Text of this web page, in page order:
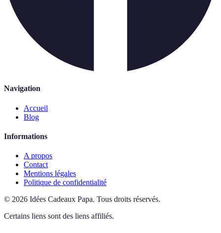
Navigation
Accueil
Blog
Informations
A propos
Contact
Mentions légales
Politique de confidentialité
© 2026 Idées Cadeaux Papa. Tous droits réservés.
Certains liens sont des liens affiliés.